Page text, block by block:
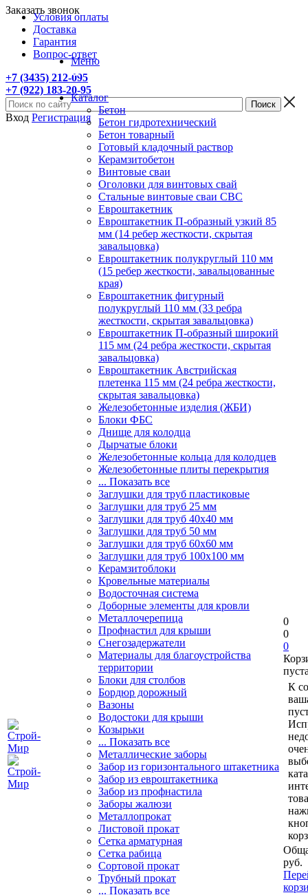
Условия оплаты
Доставка
Гарантия
Вопрос-ответ
+7 (3435) 212-095
+7 (922) 183-20-95
Заказать звонок
Вход Регистрация
Меню
Каталог
Бетон
Бетон гидротехнический
Бетон товарный
Готовый кладочный раствор
Керамзитобетон
Винтовые сваи
Оголовки для винтовых свай
Стальные винтовые сваи СВС
Евроштакетник
Евроштакетник П-образный узкий 85
мм (14 ребер жесткости, скрытая
завальцовка)
Евроштакетник полукруглый 110 мм
(15 ребер жесткости, завальцованные
края)
Евроштакетник фигурный
полукруглый 110 мм (33 ребра
жесткости, скрытая завальцовка)
Евроштакетник П-образный широкий
115 мм (24 ребра жесткости, скрытая
завальцовка)
Евроштакетник Австрийская
плетенка 115 мм (24 ребра жесткости,
скрытая завальцовка)
Железобетонные изделия (ЖБИ)
Блоки ФБС
Днище для колодца
Дырчатые блоки
Железобетонные кольца для колодцев
Железобетонные плиты перекрытия
... Показать все
Заглушки для труб пластиковые
Заглушки для труб 25 мм
Заглушки для труб 40х40 мм
Заглушки для труб 50 мм
Заглушки для труб 60х60 мм
Заглушки для труб 100х100 мм
Керамзитоблоки
Кровельные материалы
Водосточная система
Доборные элементы для кровли
Металлочерепица
Профнастил для крыши
Снегозадержатели
Материалы для благоустройства
территории
Блоки для столбов
Бордюр дорожный
Вазоны
Водостоки для крыши
Козырьки
... Показать все
Металлические заборы
Забор из горизонтального штакетника
Забор из евроштакетника
Забор из профнастила
Заборы жалюзи
Металлопрокат
Листовой прокат
Сетка арматурная
Сетка рабица
Сортовой прокат
Трубный прокат
... Показать все
0
0
0
К
руб.